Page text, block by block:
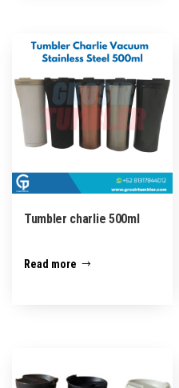
Tumbler charlie 500ml
Read more